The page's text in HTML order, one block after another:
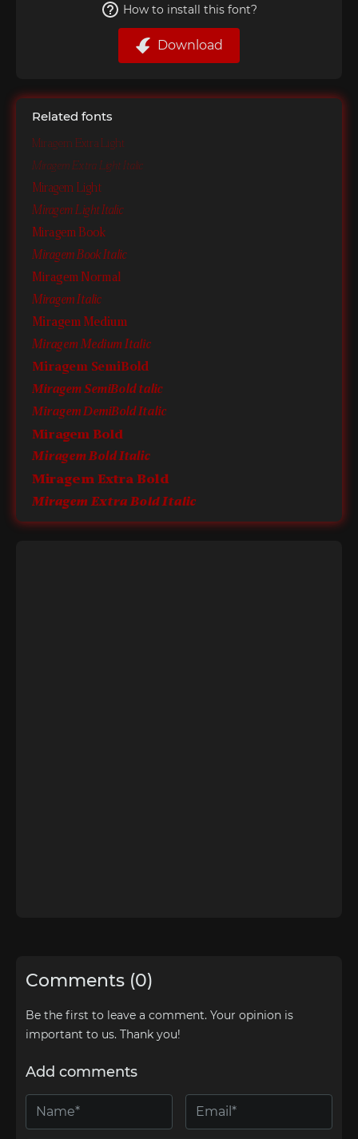
How to install this font?
Download
Related fonts
Miragem Extra Light
Miragem Extra Light Italic
Miragem Light
Miragem Light Italic
Miragem Book
Miragem Book Italic
Miragem Normal
Miragem Italic
Miragem Medium
Miragem Medium Italic
Miragem SemiBold
Miragem SemiBold talic
Miragem DemiBold Italic
Miragem Bold
Miragem Bold Italic
Miragem Extra Bold
Miragem Extra Bold Italic
Comments (0)
Be the first to leave a comment. Your opinion is
important to us. Thank you!
Add comments